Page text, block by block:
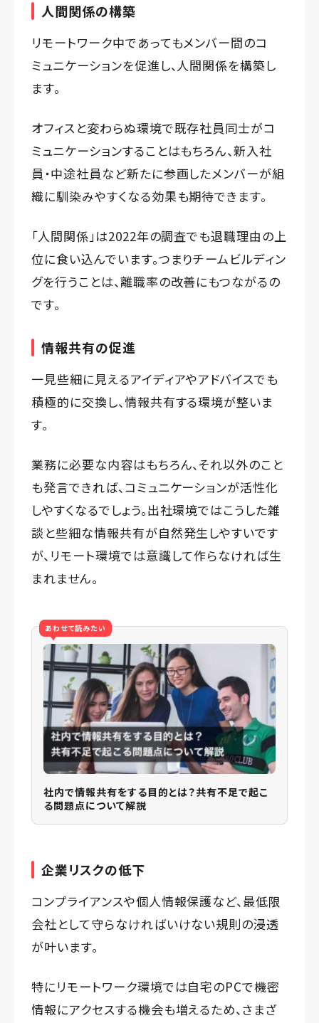
人間関係の構築
リモートワーク中であってもメンバー間のコ
ミュニケーションを促進し、人間関係を構築し
ます。
オフィスと変わらぬ環境で既存社員同士がコ
ミュニケーションすることはもちろん、新入社
員・中途社員など新たに参画したメンバーが組
織に馴染みやすくなる効果も期待できます。
「人間関係」は2022年の調査でも退職理由の上
位に食い込んでいます。つまりチームビルディン
グを行うことは、離職率の改善にもつながるの
です。
情報共有の促進
一見些細に見えるアイディアやアドバイスでも
積極的に交換し、情報共有する環境が整いま
す。
業務に必要な内容はもちろん、それ以外のこと
も発言できれば、コミュニケーションが活性化
しやすくなるでしょう。出社環境ではこうした雑
談と些細な情報共有が自然発生しやすいです
が、リモート環境では意識して作らなければ生
まれません。
あわせて読みたい
社内で情報共有をする目的とは？共有不足で起こ
る問題点について解説
企業リスクの低下
コンプライアンスや個人情報保護など、最低限
会社として守らなければいけない規則の浸透
が叶います。
特にリモートワーク環境では自宅のPCで機密
情報にアクセスする機会も増えるため、さまざ